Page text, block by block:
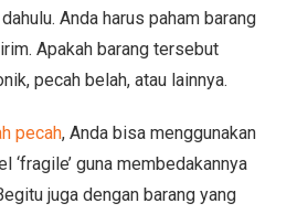
Anda harus paham barang
Apakah barang tersebut
pecah belah, atau lainnya.
pecah, Anda bisa menggunakan
‘fragile’ guna membedakannya
juga dengan barang yang